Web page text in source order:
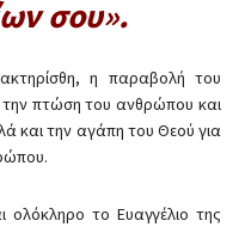
σου».
η παραβολή του
την πτώση του ανθρώπου και
και την αγάπη του Θεού για
το Ευαγγέλιο της